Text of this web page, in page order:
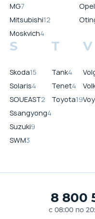
MG7
Mitsubishi12
Moskvich4
Opel
S
Skoda15
Solaris4
SOUEAST2
Ssangyong4
Suzuki9
SWM3
T
Tank4
Tenet4
Toyota19
V
8 800
с 08:00 по